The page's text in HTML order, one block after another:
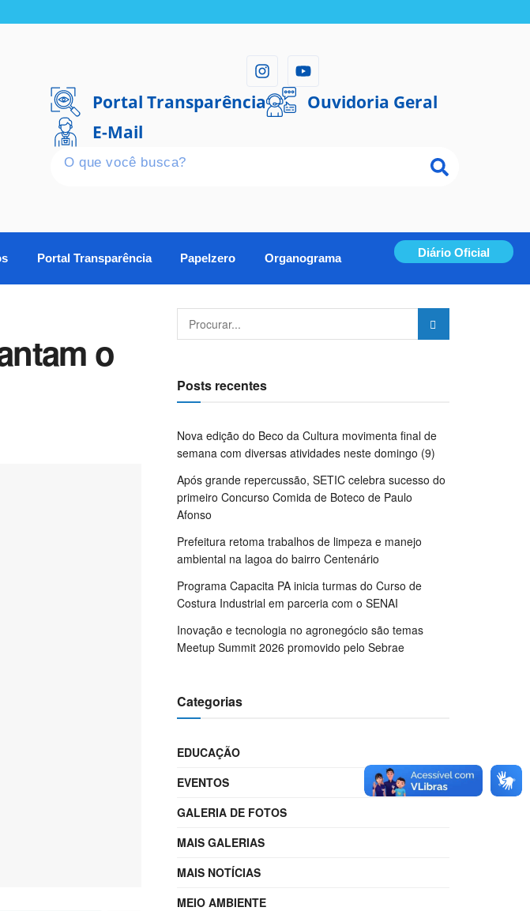
Portal Transparência
Ouvidoria Geral
E-Mail
Portal Transparência Papelzero Organograma Diário Oficial
o
Posts recentes
Nova edição do Beco da Cultura movimenta final de
semana com diversas atividades neste domingo (9)
Após grande repercussão, SETIC celebra sucesso do
primeiro Concurso Comida de Boteco de Paulo
Afonso
Prefeitura retoma trabalhos de limpeza e manejo
ambiental na lagoa do bairro Centenário
Programa Capacita PA inicia turmas do Curso de
Costura Industrial em parceria com o SENAI
Inovação e tecnologia no agronegócio são temas
Meetup Summit 2026 promovido pelo Sebrae
Categorias
EDUCAÇÃO
EVENTOS
GALERIA DE FOTOS
MAIS GALERIAS
MAIS NOTÍCIAS
MEIO AMBIENTE